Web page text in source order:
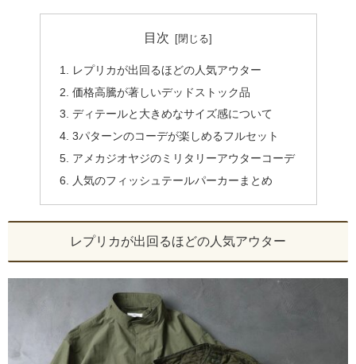
目次
レプリカが出回るほどの人気アウター
価格高騰が著しいデッドストック品
ディテールと大きめなサイズ感について
3パターンのコーデが楽しめるフルセット
アメカジオヤジのミリタリーアウターコーデ
人気のフィッシュテールパーカーまとめ
レプリカが出回るほどの人気アウター